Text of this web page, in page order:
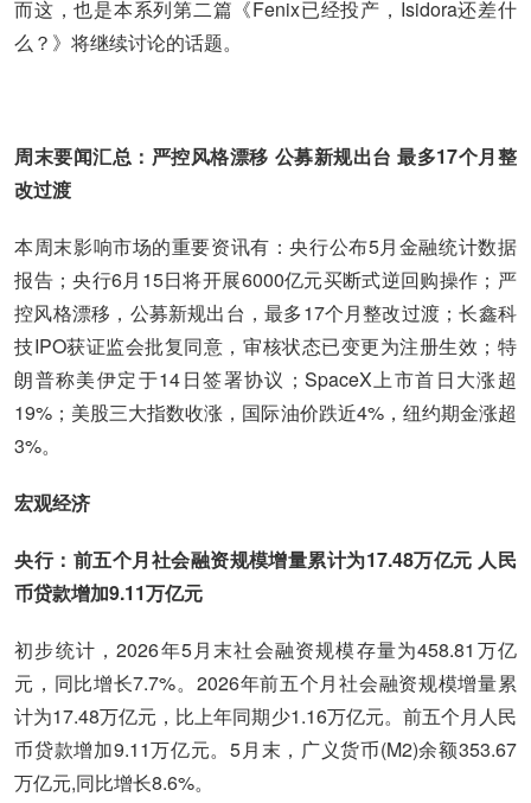
而这，也是本系列第二篇《Fenix已经投产，Isidora还差什
么？》将继续讨论的话题。
周末要闻汇总：严控风格漂移 公募新规出台 最多17个月整
改过渡
本周末影响市场的重要资讯有：央行公布5月金融统计数据
报告；央行6月15日将开展6000亿元买断式逆回购操作；严
控风格漂移，公募新规出台，最多17个月整改过渡；长鑫科
技IPO获证监会批复同意，审核状态已变更为注册生效；特
朗普称美伊定于14日签署协议；SpaceX上市首日大涨超
19%；美股三大指数收涨，国际油价跌近4%，纽约期金涨超
3%。
宏观经济
央行：前五个月社会融资规模增量累计为17.48万亿元 人民
币贷款增加9.11万亿元
初步统计，2026年5月末社会融资规模存量为458.81万亿
元，同比增长7.7%。2026年前五个月社会融资规模增量累
计为17.48万亿元，比上年同期少1.16万亿元。前五个月人民
币贷款增加9.11万亿元。5月末，广义货币(M2)余额353.67
万亿元,同比增长8.6%。